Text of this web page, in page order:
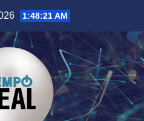
1:48:21 AM